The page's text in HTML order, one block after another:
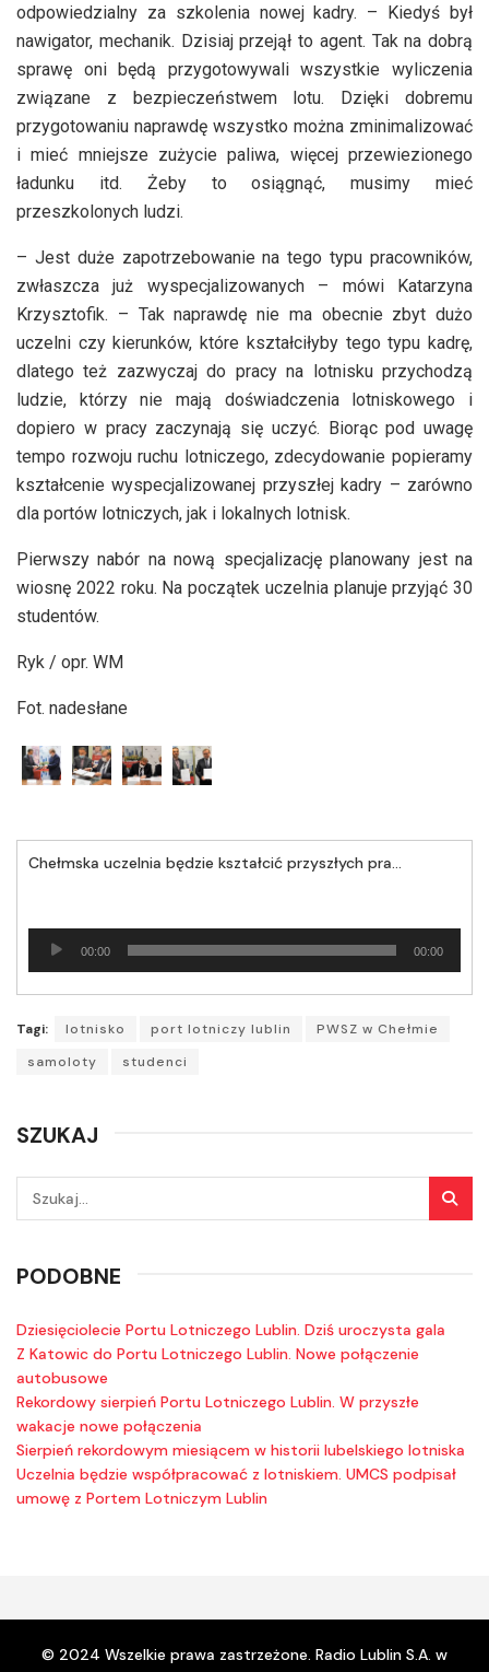
odpowiedzialny za szkolenia nowej kadry. – Kiedyś był
nawigator, mechanik. Dzisiaj przejął to agent. Tak na dobrą
sprawę oni będą przygotowywali wszystkie wyliczenia
związane z bezpieczeństwem lotu. Dzięki dobremu
przygotowaniu naprawdę wszystko można zminimalizować
i mieć mniejsze zużycie paliwa, więcej przewiezionego
ładunku itd. Żeby to osiągnąć, musimy mieć
przeszkolonych ludzi.
– Jest duże zapotrzebowanie na tego typu pracowników,
zwłaszcza już wyspecjalizowanych – mówi Katarzyna
Krzysztofik. – Tak naprawdę nie ma obecnie zbyt dużo
uczelni czy kierunków, które kształciłyby tego typu kadrę,
dlatego też zazwyczaj do pracy na lotnisku przychodzą
ludzie, którzy nie mają doświadczenia lotniskowego i
dopiero w pracy zaczynają się uczyć. Biorąc pod uwagę
tempo rozwoju ruchu lotniczego, zdecydowanie popieramy
kształcenie wyspecjalizowanej przyszłej kadry – zarówno
dla portów lotniczych, jak i lokalnych lotnisk.
Pierwszy nabór na nową specjalizację planowany jest na
wiosnę 2022 roku. Na początek uczelnia planuje przyjąć 30
studentów.
Ryk / opr. WM
Fot. nadesłane
Chełmska uczelnia będzie kształcić przyszłych pracowników elektrycznej obsługi lotniska
Odtwarzacz
plików
00:00 00:00
Tagi: lotnisko port lotniczy lublin
PWSZ w Chełmie
samoloty
studenci
SZUKAJ
PODOBNE
Dziesięciolecie Portu Lotniczego Lublin. Dziś uroczysta gala
Z Katowic do Portu Lotniczego Lublin. Nowe połączenie
autobusowe
Rekordowy sierpień Portu Lotniczego Lublin. W przyszłe
wakacje nowe połączenia
Sierpień rekordowym miesiącem w historii lubelskiego lotniska
Uczelnia będzie współpracować z lotniskiem. UMCS podpisał
umowę z Portem Lotniczym Lublin
© 2024 Wszelkie prawa zastrzeżone. Radio Lublin S.A. w